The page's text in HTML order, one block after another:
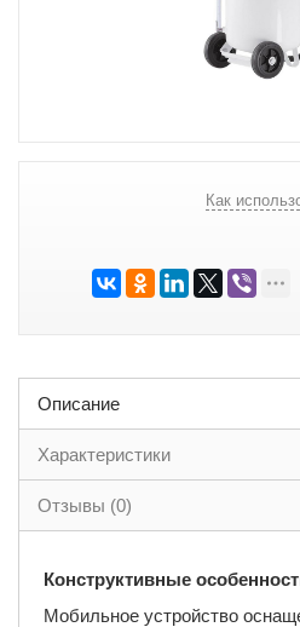
Как
Описание
Характеристики
Отзывы (0)
Конструктивные
Мобильное устройство